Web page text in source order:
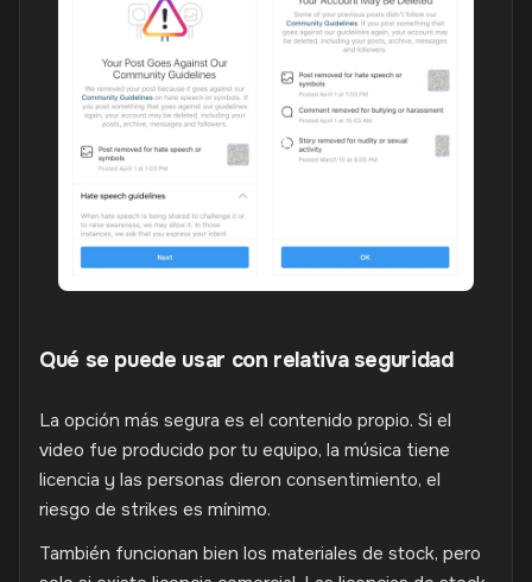
Qué se puede usar con relativa seguridad
La opción más segura es el contenido propio. Si el
video fue producido por tu equipo, la música tiene
licencia y las personas dieron consentimiento, el
riesgo de strikes es mínimo.
También funcionan bien los materiales de stock, pero